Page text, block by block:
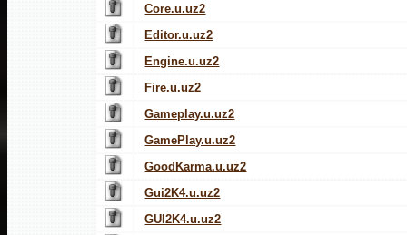
Core.u.uz2
Editor.u.uz2
Engine.u.uz2
Fire.u.uz2
Gameplay.u.uz2
GamePlay.u.uz2
GoodKarma.u.uz2
Gui2K4.u.uz2
GUI2K4.u.uz2